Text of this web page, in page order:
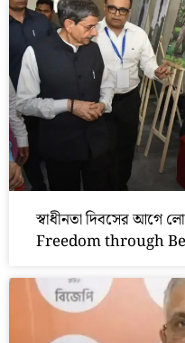
স্বাধীনতা দিবসের আগে
Freedom through